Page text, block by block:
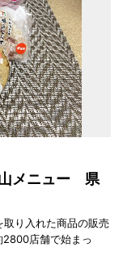
メニュー 県
り入れた商品の販売
店舗で始まっ